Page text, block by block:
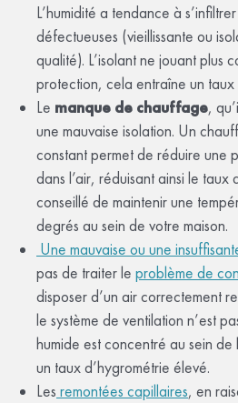
L’humidité a tendance à
défectueuses (vieillissante ou
qualité). L’isolant ne jouant plus
protection, cela entraîne un taux
Le manque de chauffage,
une mauvaise isolation. Un
constant permet de réduire une
dans l’air, réduisant ainsi le taux
conseillé de maintenir une
degrés au sein de votre maison.
Une mauvaise ou une
pas de traiter le problème de
disposer d’un air correctement
le système de ventilation n’est
humide est concentré au sein de
un taux d’hygrométrie élevé.
Les remontées capillaires, en